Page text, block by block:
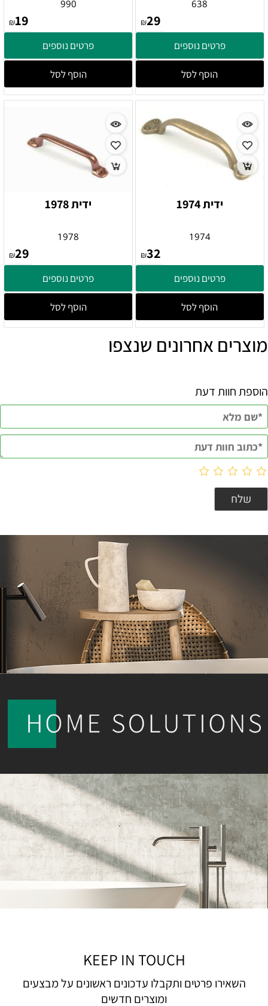
638
₪29
פרטים נוספים
הוסף לסל
990
₪19
פרטים נוספים
הוסף לסל
ידית 1974
1974
₪32
פרטים נוספים
הוסף לסל
ידית 1978
1978
₪29
פרטים נוספים
הוסף לסל
מוצרים אחרונים שנצפו
הוספת חוות דעת
KEEP IN TOUCH
השאירו פרטים ותקבלו עדכונים ראשונים על מבצעים
ומוצרים חדשים